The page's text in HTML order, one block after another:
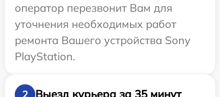
оператор перезвонит Вам для
уточнения необходимых работ
ремонта Вашего устройства Sony
PlayStation.
2 Выезд курьера за 35 минут